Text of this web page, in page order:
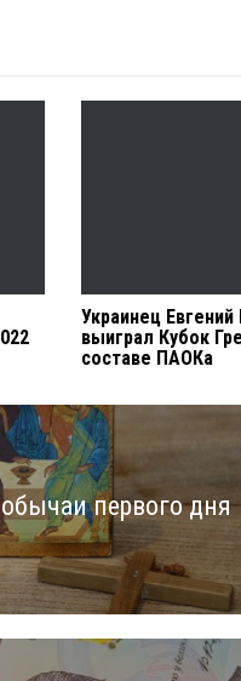
Украинец
выиграл Кубок
составе ПАОКа
первого дня